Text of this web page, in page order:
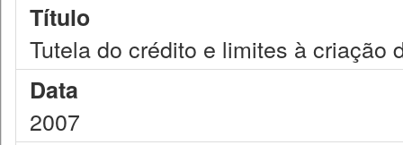
Título
Tutela do crédito e limites à criação
Data
2007